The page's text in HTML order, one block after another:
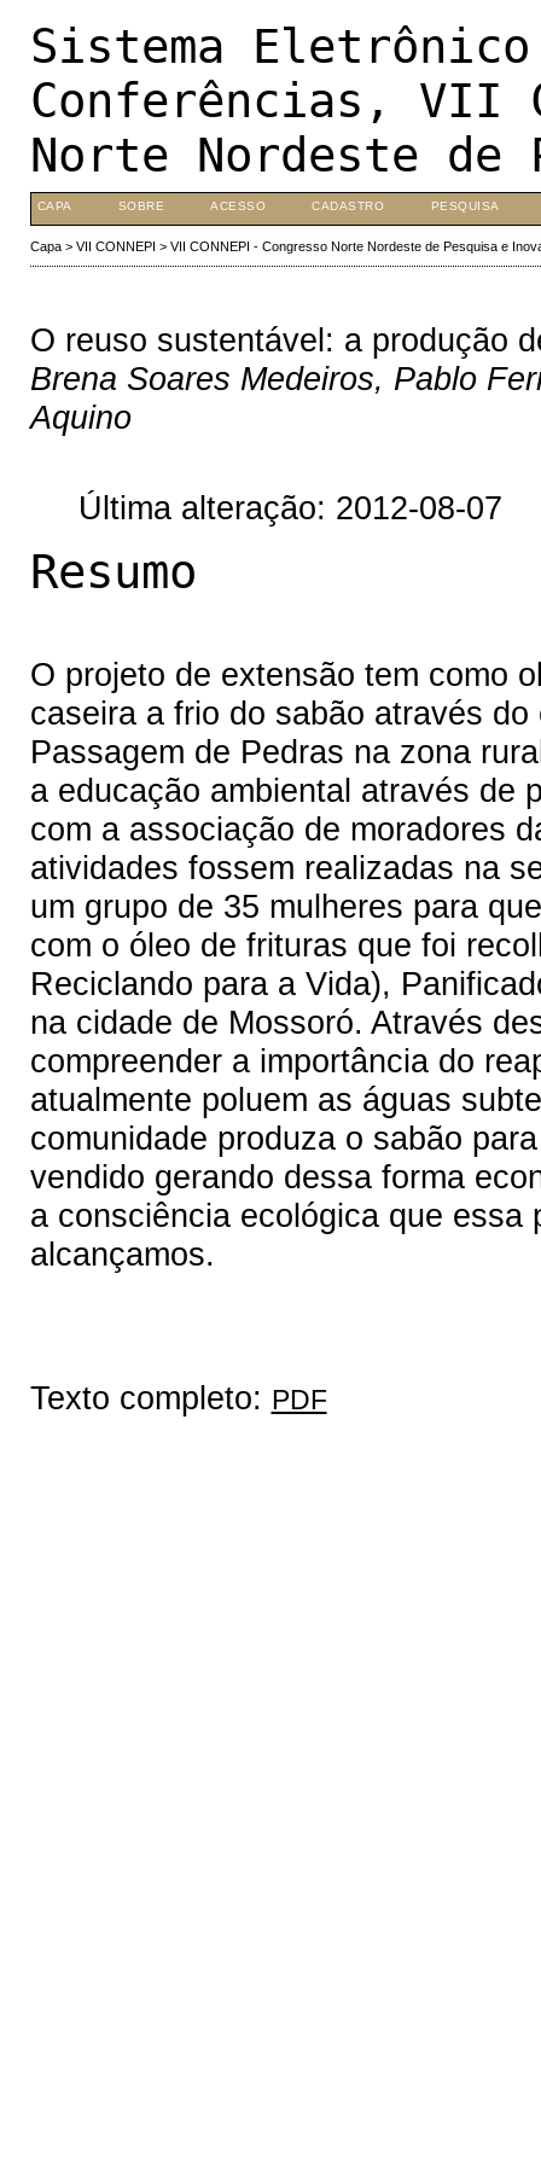
Sistema
Conferências, VII
Norte Nordeste de
CAPA SOBRE ACESSO CADASTRO PESQUISA
Capa> VII CONNEPI > VII CONNEPI - Congresso Norte Nordeste de Pesquisa e
O reuso sustentável: a produção
Brena Soares Medeiros, Pablo
Aquino
Última alteração: 2012-08-07
Resumo
O projeto de extensão tem como
caseira a frio do sabão através
Passagem de Pedras na zona
a educação ambiental através de
com a associação de moradores
atividades fossem realizadas na
um grupo de 35 mulheres para
com o óleo de frituras que foi
Reciclando para a Vida),
na cidade de Mossoró. Através
compreender a importância do
atualmente poluem as águas
comunidade produza o sabão
vendido gerando dessa forma
a consciência ecológica que
alcançamos.
Texto completo: PDF